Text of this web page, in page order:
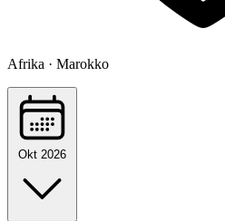
Afrika · Marokko
Okt 2026